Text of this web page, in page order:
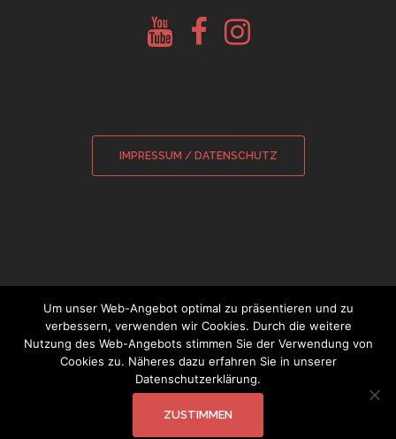
Youtube
Glockenberatung
Facebook
Glockenbörse
Instagram
Glockenbörse
IMPRESSUM / DATENSCHUTZ
© 2026 Sebastian Wamsiedler|
Glockensachverständiger
Um unser Web-Angebot optimal zu präsentieren und zu
verbessern, verwenden wir Cookies. Durch die weitere
Nutzung des Web-Angebots stimmen Sie der Verwendung von
Cookies zu. Näheres dazu erfahren Sie in unserer
Datenschutzerklärung.
ZUSTIMMEN